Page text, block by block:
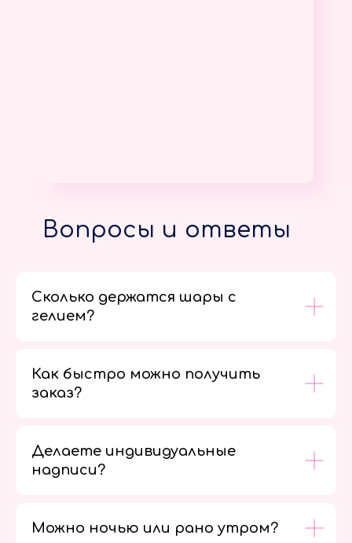
Вопросы и ответы
Сколько держатся шары с
гелием?
Как быстро можно получить
заказ?
Делаете индивидуальные
надписи?
Можно ночью или рано утром?